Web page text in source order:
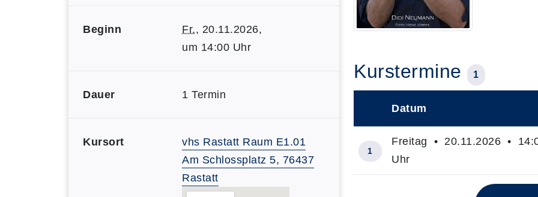
Beginn Fr., 20.11.2026,
um 14:00 Uhr
Dauer 1 Termin
Kursort
vhs Rastatt Raum E1.01
Am Schlossplatz 5, 76437
Rastatt
Kurstermine 1
Insgesamt gibt es 1 Termine zum
Datum
1
Freitag • 20.11.2026 •
Uhr